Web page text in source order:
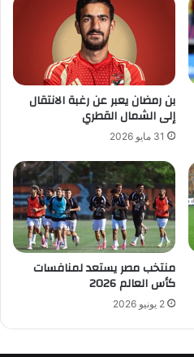
بن رمضان يعبر عن رغبة الانتقال
إلى الشمال القطري
31 مايو 2026
منتخب مصر يستعد لمنافسات
كأس العالم 2026
2 يونيو 2026